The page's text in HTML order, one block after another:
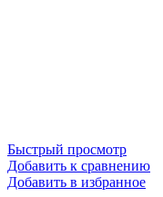
Быстрый просмотр
Добавить к сравнению
Добавить в избранное